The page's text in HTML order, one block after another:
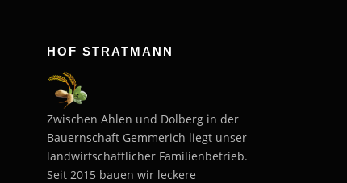
HOF STRATMANN
Zwischen Ahlen und Dolberg in der
Bauernschaft Gemmerich liegt unser
landwirtschaftlicher Familienbetrieb.
Seit 2015 bauen wir leckere